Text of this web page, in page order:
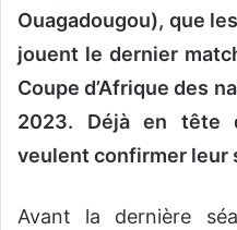
Ouagadougou), que
jouent le dernier
Coupe d’Afrique des
2023. Déjà en tête
veulent confirmer leur
Avant la dernière